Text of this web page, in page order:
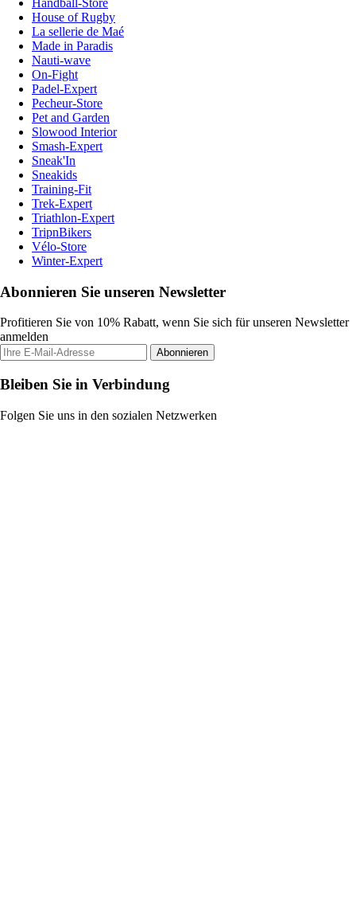
Handball-Store
House of Rugby
La sellerie de Maé
Made in Paradis
Nauti-wave
On-Fight
Padel-Expert
Pecheur-Store
Pet and Garden
Slowood Interior
Smash-Expert
Sneak'In
Sneakids
Training-Fit
Trek-Expert
Triathlon-Expert
TripnBikers
Vélo-Store
Winter-Expert
Abonnieren Sie unseren Newsletter
Profitieren Sie von 10% Rabatt, wenn Sie sich für unseren Newsletter
anmelden
Abonnieren
Bleiben Sie in Verbindung
Folgen Sie uns in den sozialen Netzwerken